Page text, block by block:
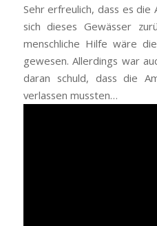
Sehr erfreulich, dass es die
sich dieses Gewässer
menschliche Hilfe wäre
gewesen. Allerdings war
daran schuld, dass die
verlassen mussten…